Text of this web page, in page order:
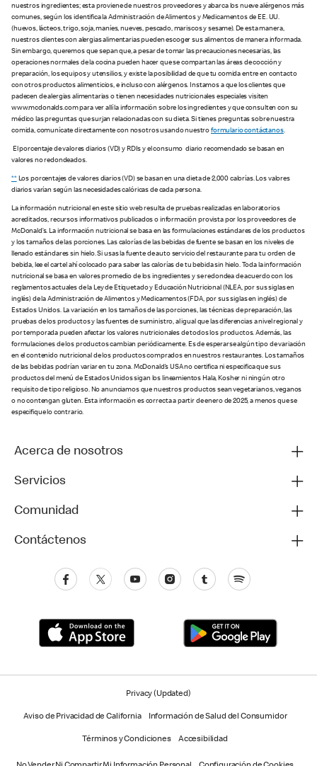
nuestros ingredientes; esta proviene de nuestros proveedores y abarca los nueve alérgenos más
comunes, según los identifica la Administración de Alimentos y Medicamentos de EE. UU.
(huevos, lácteos, trigo, soja, maníes, nueves, pescado, mariscos y sesame). De esta manera,
nuestros clientes con alergias alimentarias pueden escoger sus alimentos de manera informada.
Sin embargo, queremos que sepan que, a pesar de tomar las precauciones necesarias, las
operaciones normales de la cocina pueden hacer que se compartan las áreas de cocción y
preparación, los equipos y utensilios, y existe la posibilidad de que tu comida entre en contacto
con otros productos alimenticios, e incluso con alérgenos. Instamos a que los clientes que
padecen de alergias alimentarias o tienen necesidades nutricionales especiales visiten
www.mcdonalds.com para ver allí la información sobre los ingredientes y que consulten con su
médico las preguntas que surjan relacionadas con su dieta. Si tienes preguntas sobre nuestra
comida, comunícate directamente con nosotros usando nuestroformulario contáctanos.
El porcentaje de valores diarios (VD) y RDIs y el consumo diario recomendado se basan en
valores no redondeados.
**Los porcentajes de valores diarios (VD) se basan en una dieta de 2,000 calorías. Los valores
diarios varían según las necesidades calóricas de cada persona.
La información nutricional en este sitio web resulta de pruebas realizadas en laboratorios
acreditados, recursos informativos publicados o información provista por los proveedores de
McDonald’s. La información nutricional se basa en las formulaciones estándares de los productos
y los tamaños de las porciones. Las calorías de las bebidas de fuente se basan en los niveles de
llenado estándares sin hielo. Si usas la fuente de auto servicio del restaurante para tu orden de
bebida, lee el cartel ahí colocado para saber las calorías de tu bebida sin hielo. Toda la información
nutricional se basa en valores promedio de los ingredientes y se redondea de acuerdo con los
reglamentos actuales de la Ley de Etiquetado y Educación Nutricional (NLEA, por sus siglas en
inglés) de la Administración de Alimentos y Medicamentos (FDA, por sus siglas en inglés) de
Estados Unidos. La variación en los tamaños de las porciones, las técnicas de preparación, las
pruebas de los productos y las fuentes de suministro, al igual que las diferencias a nivel regional y
por temporada pueden afectar los valores nutricionales de todos los productos. Además, las
formulaciones de los productos cambian periódicamente. Es de esperarse algún tipo de variación
en el contenido nutricional de los productos comprados en nuestros restaurantes. Los tamaños
de las bebidas podrían variar en tu zona. McDonald’s USA no certifica ni especifica que sus
productos del menú de Estados Unidos sigan los lineamientos Hala, Kosher ni ningún otro
requisito de tipo religioso. No anunciamos que nuestros productos sean vegetarianos, veganos
o no contengan gluten. Esta información es correcta a partir de enero de 2025, a menos que se
especifique lo contrario.
Acerca de nosotros
Servicios
Comunidad
Contáctenos
Privacy (Updated)
Aviso de Privacidad de California Información de Salud del Consumidor
Términos y Condiciones Accesibilidad